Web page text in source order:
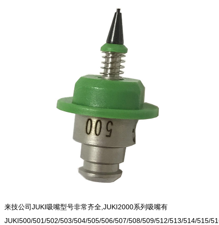
来技公司JUKI吸嘴型号非常齐全,JUKI2000系列吸嘴有
JUKI500/501/502/503/504/505/506/507/508/509/512/513/514/515/